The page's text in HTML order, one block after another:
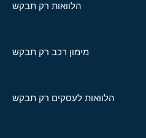
הלוואות רק תבקש
מימון רכב רק תבקש
הלוואות לעסקים רק תבקש